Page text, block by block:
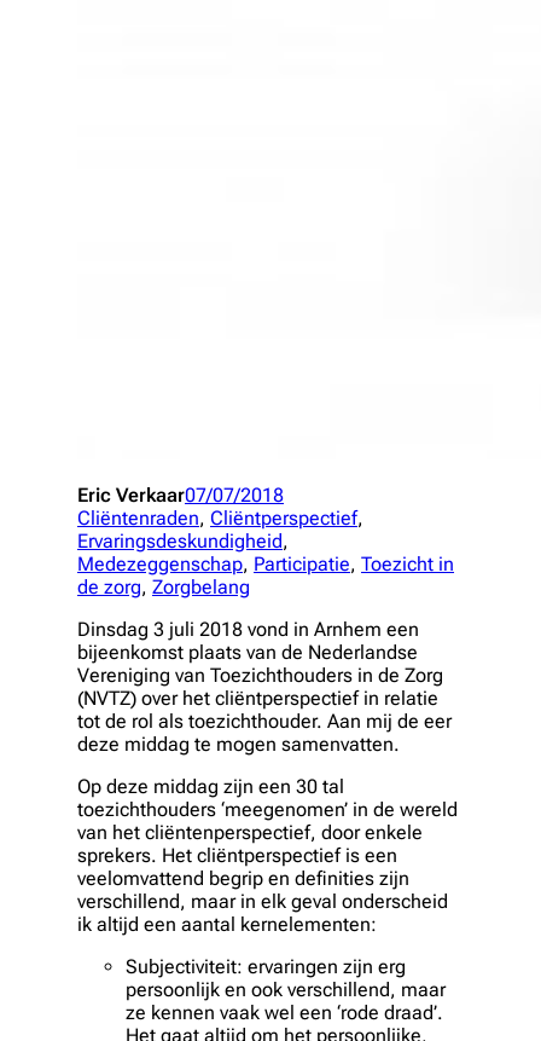
Eric Verkaar07/07/2018
Cliëntenraden, Cliëntperspectief
Ervaringsdeskundigheid
Medezeggenschap, Participatie, Toezicht in
de zorg, Zorgbelang
Dinsdag 3 juli 2018 vond in Arnhem een
bijeenkomst plaats van de Nederlandse
Vereniging van Toezichthouders in de Zorg
(NVTZ) over het cliëntperspectief in relatie
tot de rol als toezichthouder. Aan mij de eer
deze middag te mogen samenvatten.
Op deze middag zijn een 30 tal
toezichthouders ‘meegenomen’ in de wereld
van het cliëntenperspectief, door enkele
sprekers. Het cliëntperspectief is een
veelomvattend begrip en definities zijn
verschillend, maar in elk geval onderscheid
ik altijd een aantal kernelementen:
Subjectiviteit: ervaringen zijn erg
persoonlijk en ook verschillend, maar
ze kennen vaak wel een ‘rode draad’.
Het gaat altijd om het persoonlijke,